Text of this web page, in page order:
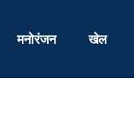
मनोरंजन खेल